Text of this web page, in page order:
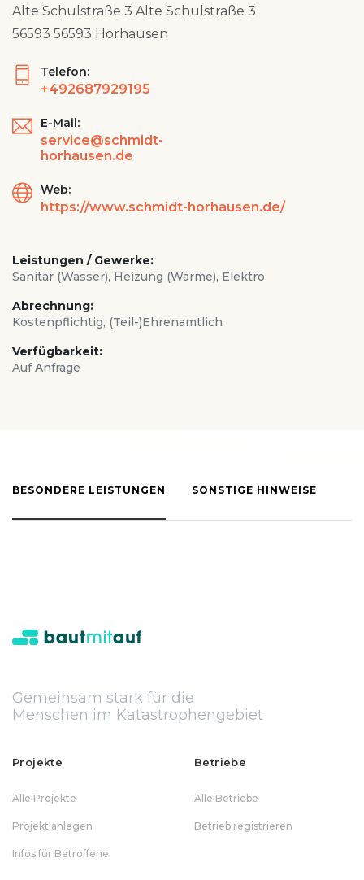
Alte Schulstraße 3 Alte Schulstraße 3
56593 56593 Horhausen
Telefon:
+492687929195
E-Mail:
service@schmidt-
horhausen.de
Web:
https://www.schmidt-horhausen.de/
Leistungen / Gewerke:
Sanitär (Wasser), Heizung (Wärme), Elektro
Abrechnung:
Kostenpflichtig, (Teil-)Ehrenamtlich
Verfügbarkeit:
Auf Anfrage
BESONDERE LEISTUNGEN SONSTIGE HINWEISE
Gemeinsam stark für die
Menschen im Katastrophengebiet
Projekte
Alle Projekte
Projekt anlegen
Infos für Betroffene
Betriebe
Alle Betriebe
Betrieb registrieren